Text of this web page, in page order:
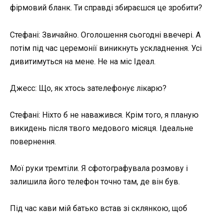
фірмовий бланк. Ти справді збираєшся це зробити?
Стефані: Звичайно. Оголошення сьогодні ввечері. А
потім під час церемонії виникнуть ускладнення. Усі
дивитимуться на мене. Не на міс Ідеал.
Джесс: Що, як хтось зателефонує лікарю?
Стефані: Ніхто б не наважився. Крім того, я планую
викидень після твого медового місяця. Ідеальне
повернення.
Мої руки тремтіли. Я сфотографувала розмову і
залишила його телефон точно там, де він був.
Під час кави мій батько встав зі склянкою, щоб